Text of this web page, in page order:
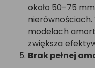
około 50-75
modelach
zwiększa
Brak pełnej